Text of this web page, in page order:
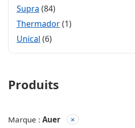
Supra (84)
Thermador(1)
Unical (6)
Produits
Marque : Auer ×